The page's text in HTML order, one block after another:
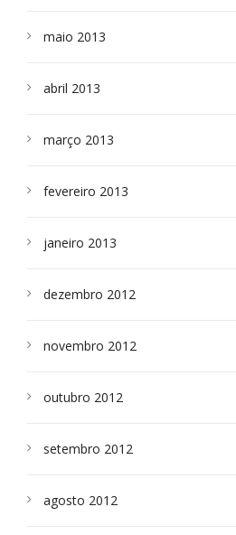
maio 2013
abril 2013
março 2013
fevereiro 2013
janeiro 2013
dezembro 2012
novembro 2012
outubro 2012
setembro 2012
agosto 2012